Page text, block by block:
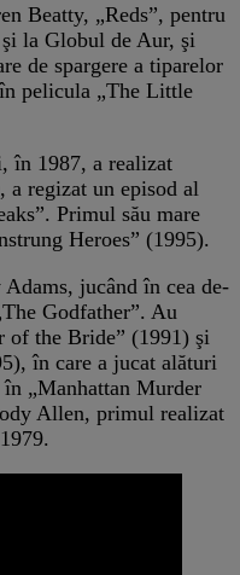
Beatty, „Reds”, pentru
la Globul de Aur, şi
de spargere a tiparelor
pelicula „The Little
în 1987, a realizat
a regizat un episod al
Primul său mare
Heroes” (1995).
jucând în cea de-
Godfather”. Au
of the Bride” (1991) şi
în care a jucat alături
„Manhattan Murder
Allen, primul realizat